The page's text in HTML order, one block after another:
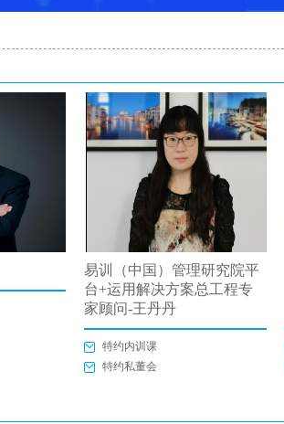
易训（中国）管理研究院平
台+运用解决方案总工程专
家顾问-王丹丹
特约内训课
特约私董会